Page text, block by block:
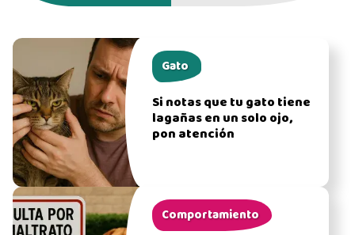
Gato
Si notas que tu gato tiene
lagañas en un solo ojo,
pon atención
Comportamiento